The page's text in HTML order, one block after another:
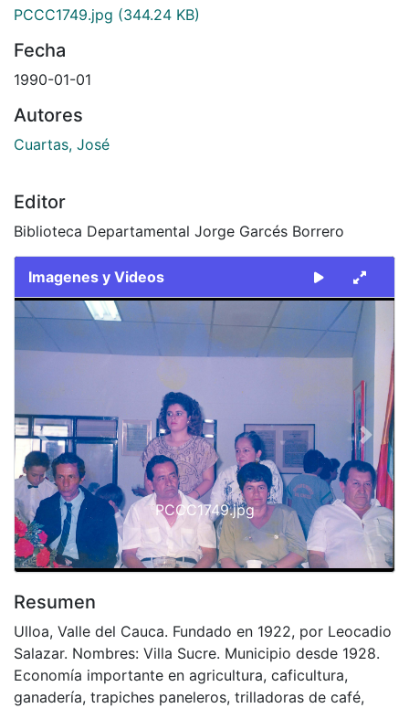
PCCC1749.jpg (344.24 KB)
Fecha
1990-01-01
Autores
Cuartas, José
Editor
Biblioteca Departamental Jorge Garcés Borrero
Imagenes y Videos
Slide 1 of 1
PCCC1749.jpg
Previous Next
Resumen
Ulloa, Valle del Cauca. Fundado en 1922, por Leocadio
Salazar. Nombres: Villa Sucre. Municipio desde 1928.
Economía importante en agricultura, caficultura,
ganadería, trapiches paneleros, trilladoras de café,